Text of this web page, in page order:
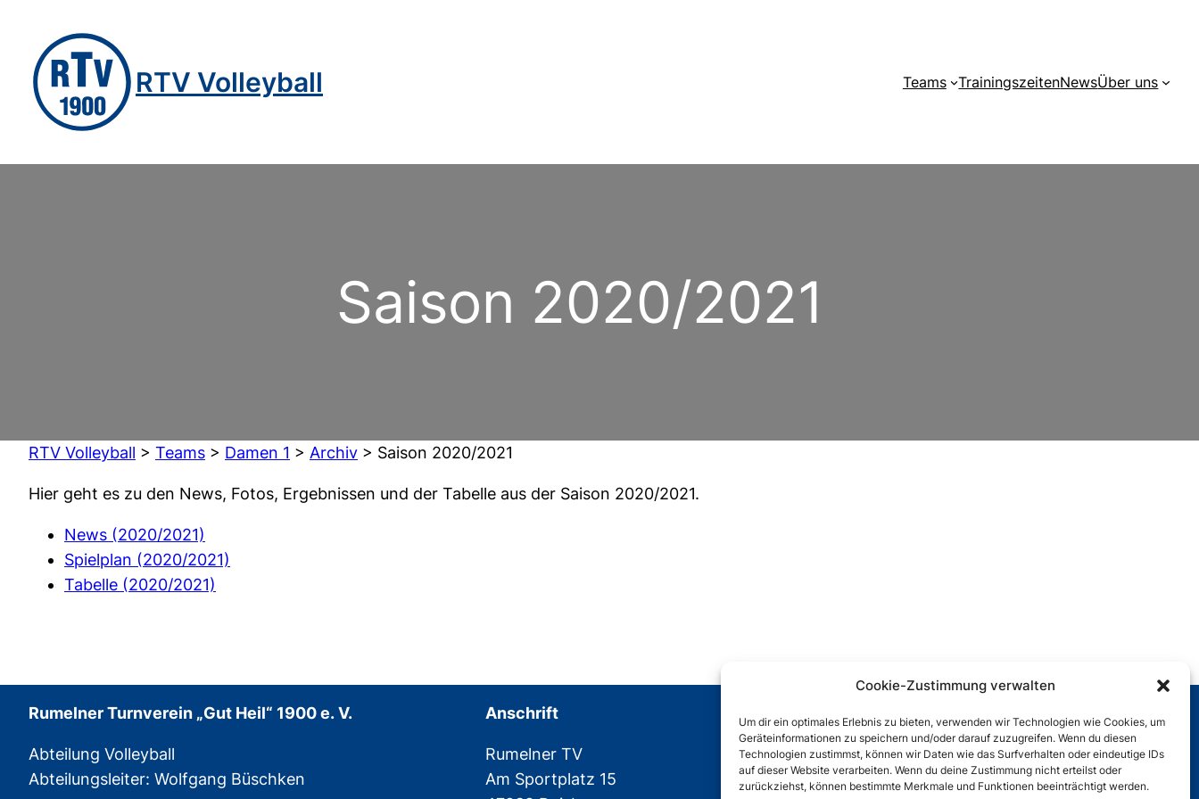
Cookie-Zustimmung verwalten
Um dir ein optimales Erlebnis zu bieten, verwenden wir Technologien wie Cookies, um
Geräteinformationen zu speichern und/oder darauf zuzugreifen. Wenn du diesen
Technologien zustimmst, können wir Daten wie das Surfverhalten oder eindeutige IDs
auf dieser Website verarbeiten. Wenn du deine Zustimmung nicht erteilst oder
zurückziehst, können bestimmte Merkmale und Funktionen beeinträchtigt werden.
springen
RTV Volleyball Teams TrainingszeitenNewsÜber uns
Saison 2020/2021
RTV Volleyball > Teams > Damen 1 > Archiv > Saison 2020/2021
Hier geht es zu den News, Fotos, Ergebnissen und der Tabelle aus der Saison 2020/2021.
News (2020/2021)
Spielplan (2020/2021)
Tabelle (2020/2021)
Rumelner Turnverein „Gut Heil“ 1900 e. V.
Abteilung Volleyball
Abteilungsleiter: Wolfgang Büschken
Anschrift
Rumelner TV
Am Sportplatz 15
Impressum
Datenschutzerklärung